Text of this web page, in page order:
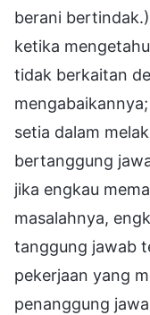
berani
ketika
tidak berkaitan
setia dalam
bertanggung
jika engkau
masalahnya,
tanggung jawab
pekerjaan yang
penanggung